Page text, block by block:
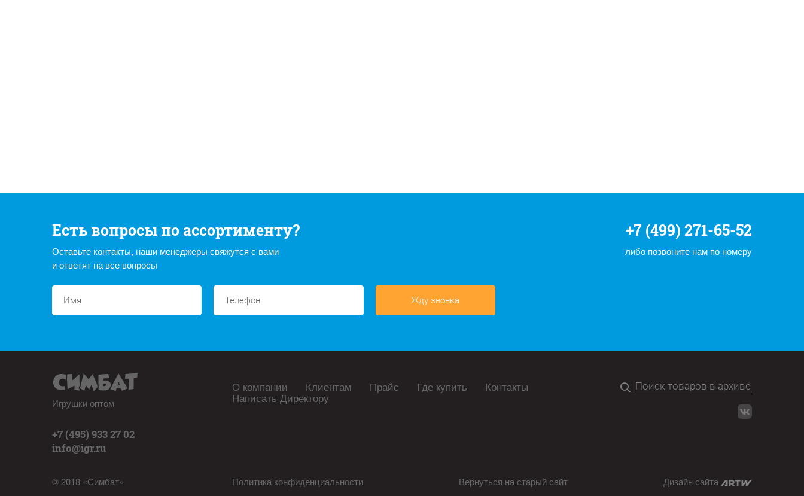
Есть вопросы по ассортименту?
Оставьте контакты, наши менеджеры свяжутся с вами
и ответят на все вопросы
+7 (499) 271-65-52
либо позвоните нам по номеру
Жду звонка
Игрушки оптом
+7 (495) 933 27 02
info@igr.ru
© 2018 «Симбат»
О компании Клиентам Прайс Где купить Контакты
Написать Директору
Политика конфиденциальности Вернуться на старый сайт Дизайн сайта